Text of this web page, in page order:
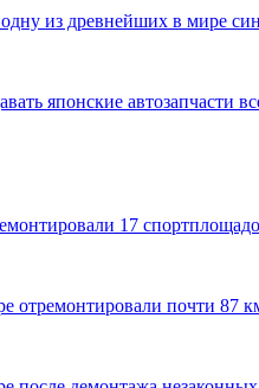
из древнейших в мире
японские автозапчасти
17
отремонтировали почти 87